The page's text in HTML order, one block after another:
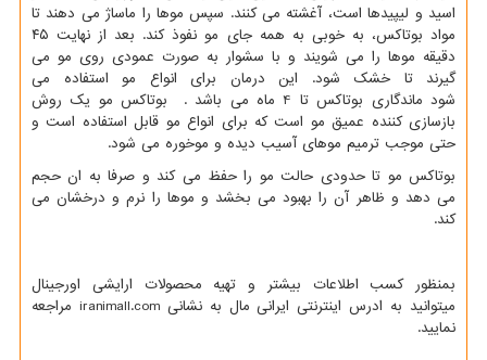
اسید و لیپیدها است، آغشته می کنند. سپس موها را ماساژ می دهند تا
مواد بوتاکس، به خوبی به همه جای مو نفوذ کند. بعد از نهایت ۴۵
دقیقه موها را می شویند و با سشوار به صورت عمودی روی مو می
گیرند تا خشک شود. این درمان برای انواع مو استفاده می
شود ماندگاری بوتاکس تا 4 ماه می باشد . بوتاکس مو یک روش
بازسازی کننده عمیق مو است که برای انواع مو قابل استفاده است و
حتی موجب ترمیم موهای آسیب دیده و موخوره می شود.
بوتاکس مو تا حدودی حالت مو را حفظ می کند و صرفا به ان حجم
می دهد و ظاهر آن را بهبود می بخشد و موها را نرم و درخشان می
کند.
بمنظور کسب اطلاعات بیشتر و تهیه محصولات ارایشی اورجینال
میتوانید به ادرس اینترنتی ایرانی مال به نشانیiranimall.com مراجعه
نمایید.